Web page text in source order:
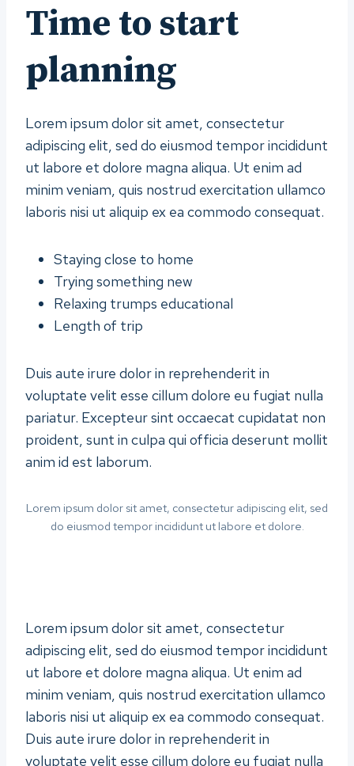
Time to start
planning
Lorem ipsum dolor sit amet, consectetur
adipiscing elit, sed do eiusmod tempor incididunt
ut labore et dolore magna aliqua. Ut enim ad
minim veniam, quis nostrud exercitation ullamco
laboris nisi ut aliquip ex ea commodo consequat.
Staying close to home
Trying something new
Relaxing trumps educational
Length of trip
Duis aute irure dolor in reprehenderit in
voluptate velit esse cillum dolore eu fugiat nulla
pariatur. Excepteur sint occaecat cupidatat non
proident, sunt in culpa qui officia deserunt mollit
anim id est laborum.
Lorem ipsum dolor sit amet, consectetur adipiscing elit, sed
do eiusmod tempor incididunt ut labore et dolore.
Lorem ipsum dolor sit amet, consectetur
adipiscing elit, sed do eiusmod tempor incididunt
ut labore et dolore magna aliqua. Ut enim ad
minim veniam, quis nostrud exercitation ullamco
laboris nisi ut aliquip ex ea commodo consequat.
Duis aute irure dolor in reprehenderit in
voluptate velit esse cillum dolore eu fugiat nulla